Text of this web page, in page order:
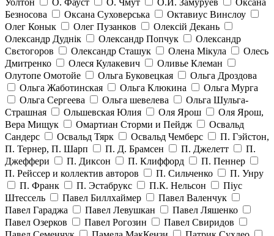
Уолтон
О. Фауст О. Чмут О.И. Замуруев
Оксана
Безносова
Оксана Суховерська
Октавиус Винслоу
Олег Конык
Олег Пузанков
Олексій Декань
Олександр Дуднік
Олександр Попчук
Олександр
Свєтогоров
Олександр Сташук Олена Мікула
Олесь
Дмитренко
Олеся Кулакевич
Оливье Клеман
Олутопе Омотойе
Ольга Буковецкая
Ольга Дроздова
Ольга Жаботинская
Ольга Клюкина
Ольга Мурга
Ольга Сергеева
Ольга шевелева
Ольга Шульга-
Страшная
Ольшевская Юлия Оля Ярош
Оля Ярош,
Вера Мищук
Омартиан Сторми и Пейдж
Освальд
Сандерс
Освальд Тярк Освальд Чемберс
П. Гэйстон,
П. Тернер, П. Шарп
П. Д. Брамсен П. Джелетт
П.
Джеффери
П. Диксон П. Клиффорд
П. Пеннер
П. Рейссер и коллектив авторов
П. Сильченко
П. Унру
П. Франк
П. Эстабрукс П.К. Нельсон
Піус
Штессель
Павел Биллхаймер
Павел Валенчук
Павел Гараджа
Павел Левушкан
Павел Ляшенко
Павел Озерков
Павел Рогозин
Павел Свиридов